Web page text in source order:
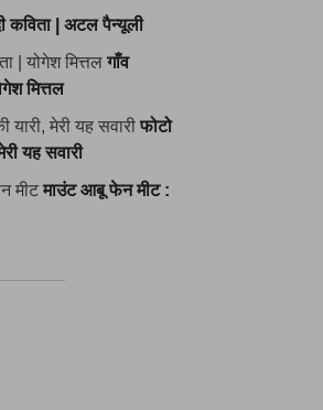
कविता | अटल पैन्यूली
गाँव
मित्तल
फोटो
यह सवारी
माउंट आबू फेन मीट :